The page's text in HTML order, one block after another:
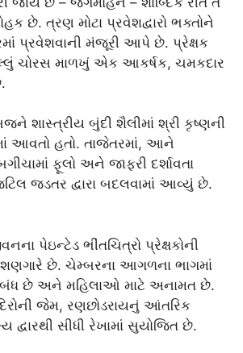
છે. ત્રણ મોટા પ્રવેશદ્વારો ભક્તોને
પ્રવેશવાની મંજૂરી આપે છે. પ્રેક્ષક
ચોરસ માળખું એક આકર્ષક, ચમકદાર
શાસ્ત્રીય બુંદી શૈલીમાં શ્રી કૃષ્ણની
આવતો હતો. તાજેતરમાં, આને
ફૂલો અને જાફરી દર્શાવતા
જડતર દ્વારા બદલવામાં આવ્યું છે.
પેઇન્ટેડ ભીંતચિત્રો પ્રેક્ષકોની
શણગારે છે. ચેમ્બરના આગળના ભાગમાં
છે અને મહિલાઓ માટે અનામત છે.
જેમ, રણછોડરાયનું આંતરિક
દ્વારથી સીધી રેખામાં સુયોજિત છે.